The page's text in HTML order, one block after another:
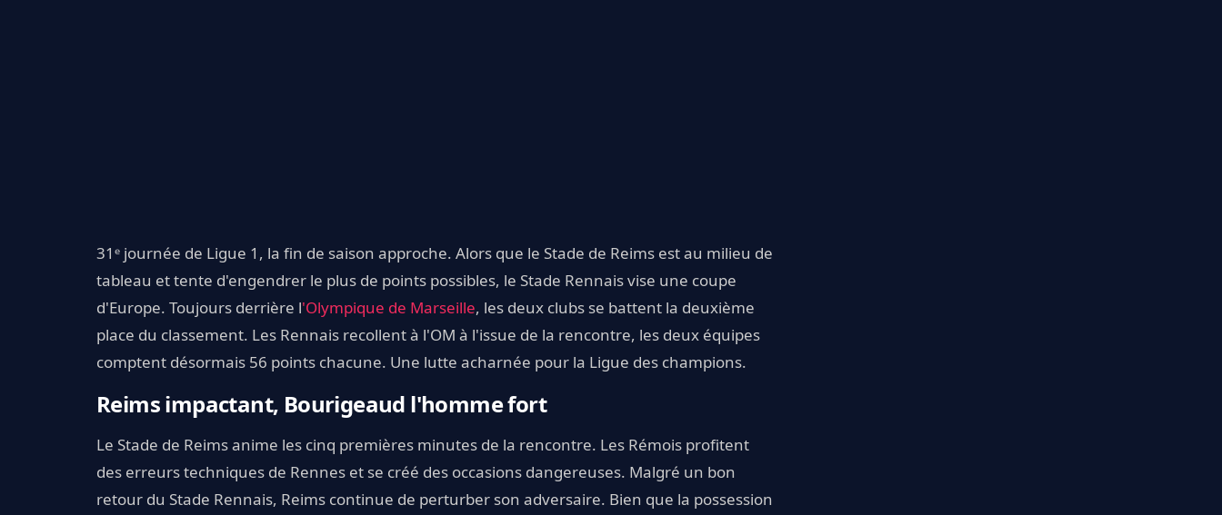
31ᵉ journée de Ligue 1, la fin de saison approche. Alors que le Stade de Reims est au milieu de
tableau et tente d'engendrer le plus de points possibles, le Stade Rennais vise une coupe
d'Europe. Toujours derrière l'Olympique de Marseille, les deux clubs se battent la deuxième
place du classement. Les Rennais recollent à l'OM à l'issue de la rencontre, les deux équipes
comptent désormais 56 points chacune. Une lutte acharnée pour la Ligue des champions.
Reims impactant, Bourigeaud l'homme fort
Le Stade de Reims anime les cinq premières minutes de la rencontre. Les Rémois profitent
des erreurs techniques de Rennes et se créé des occasions dangereuses. Malgré un bon
retour du Stade Rennais, Reims continue de perturber son adversaire. Bien que la possession